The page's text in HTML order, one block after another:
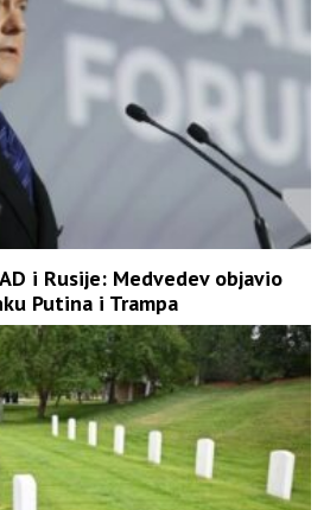
i Rusije: Medvedev objavio
Putina i Trampa